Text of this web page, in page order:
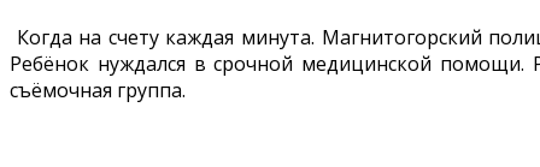
Когда на счету каждая минута. Магнитогорский
Ребёнок нуждался в срочной медицинской помощи.
съёмочная группа.